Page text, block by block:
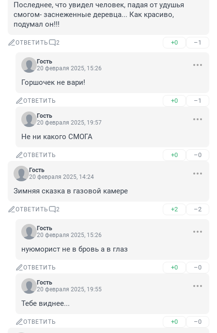
Последнее, что увидел человек, падая от удушья
смогом- заснеженные деревца... Как красиво,
подумал он!!!
ОТВЕТИТЬ 2 +0 –1
Гость
20 февраля 2025, 15:26
Горшочек не вари!
ОТВЕТИТЬ +0 –1
Гость
20 февраля 2025, 19:57
Не ни какого СМОГА
ОТВЕТИТЬ +0 –0
Гость
20 февраля 2025, 14:24
Зимняя сказка в газовой камере
ОТВЕТИТЬ 2 +2 –2
Гость
20 февраля 2025, 15:26
нуюморист не в бровь а в глаз
ОТВЕТИТЬ +0 –0
Гость
20 февраля 2025, 19:55
Тебе виднее...
ОТВЕТИТЬ +0 –0